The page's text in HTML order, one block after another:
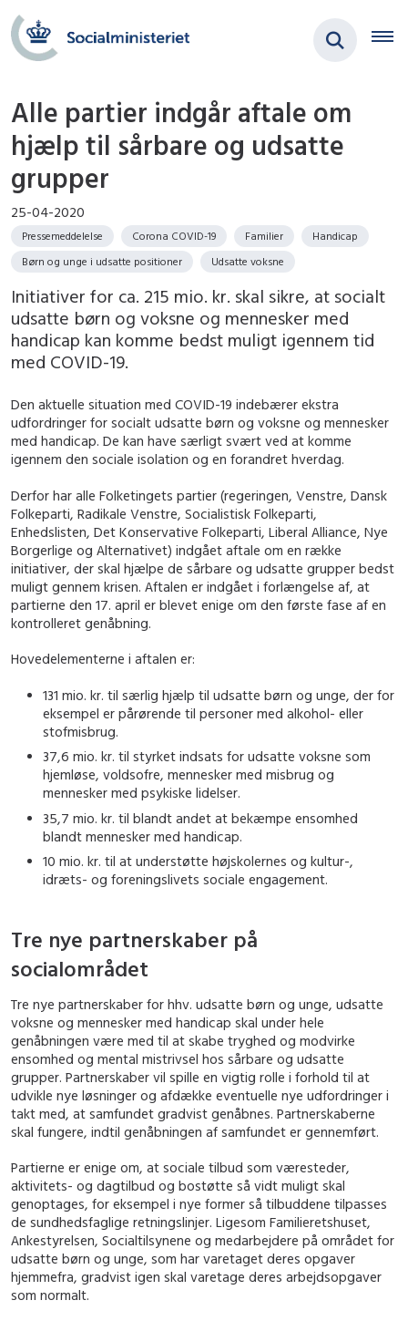
Alle partier indgår aftale om
hjælp til sårbare og udsatte
grupper
25-04-2020
Pressemeddelelse Corona COVID-19 Familier
Handicap
Børn og unge i udsatte positioner
Udsatte voksne
Initiativer for ca. 215 mio. kr. skal sikre, at socialt
udsatte børn og voksne og mennesker med
handicap kan komme bedst muligt igennem tid
med COVID-19.
Den aktuelle situation med COVID-19 indebærer ekstra
udfordringer for socialt udsatte børn og voksne og mennesker
med handicap. De kan have særligt svært ved at komme
igennem den sociale isolation og en forandret hverdag.
Derfor har alle Folketingets partier (regeringen, Venstre, Dansk
Folkeparti, Radikale Venstre, Socialistisk Folkeparti,
Enhedslisten, Det Konservative Folkeparti, Liberal Alliance, Nye
Borgerlige og Alternativet) indgået aftale om en række
initiativer, der skal hjælpe de sårbare og udsatte grupper bedst
muligt gennem krisen. Aftalen er indgået i forlængelse af, at
partierne den 17. april er blevet enige om den første fase af en
kontrolleret genåbning.
Hovedelementerne i aftalen er:
131 mio. kr. til særlig hjælp til udsatte børn og unge, der for
eksempel er pårørende til personer med alkohol- eller
stofmisbrug.
37,6 mio. kr. til styrket indsats for udsatte voksne som
hjemløse, voldsofre, mennesker med misbrug og
mennesker med psykiske lidelser.
35,7 mio. kr. til blandt andet at bekæmpe ensomhed
blandt mennesker med handicap.
10 mio. kr. til at understøtte højskolernes og kultur-,
idræts- og foreningslivets sociale engagement.
Tre nye partnerskaber på
socialområdet
Tre nye partnerskaber for hhv. udsatte børn og unge, udsatte
voksne og mennesker med handicap skal under hele
genåbningen være med til at skabe tryghed og modvirke
ensomhed og mental mistrivsel hos sårbare og udsatte
grupper. Partnerskaber vil spille en vigtig rolle i forhold til at
udvikle nye løsninger og afdække eventuelle nye udfordringer i
takt med, at samfundet gradvist genåbnes. Partnerskaberne
skal fungere, indtil genåbningen af samfundet er gennemført.
Partierne er enige om, at sociale tilbud som væresteder,
aktivitets- og dagtilbud og bostøtte så vidt muligt skal
genoptages, for eksempel i nye former så tilbuddene tilpasses
de sundhedsfaglige retningslinjer. Ligesom Familieretshuset,
Ankestyrelsen, Socialtilsynene og medarbejdere på området for
udsatte børn og unge, som har varetaget deres opgaver
hjemmefra, gradvist igen skal varetage deres arbejdsopgaver
som normalt.